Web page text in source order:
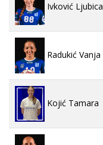
Ivković Ljubica
Radukić Vanja
Kojić Tamara